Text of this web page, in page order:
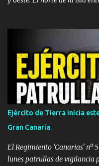
(medianías y costas). Avisos
metropolitana y norte.
Gomera y El Hierro: Avisos
de 35 ºC (con picos de 37
Gomera y Lanzarote.
Calor extremo persistente
Canaria: Mantiene el aviso
pudiendo rebasar de nuevo
Viento moderado con rachas
aviso naranja. Temperaturas
Ejército de Tierra inicia
Gran Canaria
El Regimiento 'Canarias' nº
lunes patrullas de vigilancia